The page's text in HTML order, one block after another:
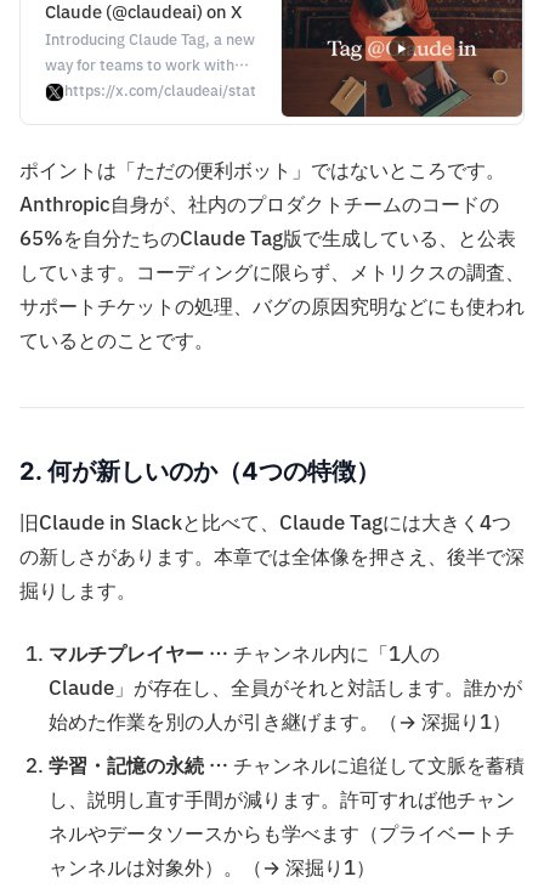
Claude (@claudeai) on X
Introducing Claude Tag, a new
way for teams to work with
Claude. In Slack, Claude joins
tools you choose. Tag Claude
in and delegate tasks to it
while you focus on other work.
https://x.com/claudeai/status/2069468693017268244?s=20
ポイントは「ただの便利ボット」ではないところです。
Anthropic自身が、社内のプロダクトチームのコードの
65%を自分たちのClaude Tag版で生成している、と公表
しています。コーディングに限らず、メトリクスの調査、
サポートチケットの処理、バグの原因究明などにも使われ
ているとのことです。
2. 何が新しいのか（4つの特徴）
旧Claude in Slackと比べて、Claude Tagには大きく4つ
の新しさがあります。本章では全体像を押さえ、後半で深
掘りします。
マルチプレイヤー … チャンネル内に「1人の
Claude」が存在し、全員がそれと対話します。誰かが
始めた作業を別の人が引き継げます。（→ 深掘り1）
学習・記憶の永続 … チャンネルに追従して文脈を蓄積
し、説明し直す手間が減ります。許可すれば他チャン
ネルやデータソースからも学べます（プライベートチ
ャンネルは対象外）。（→ 深掘り1）